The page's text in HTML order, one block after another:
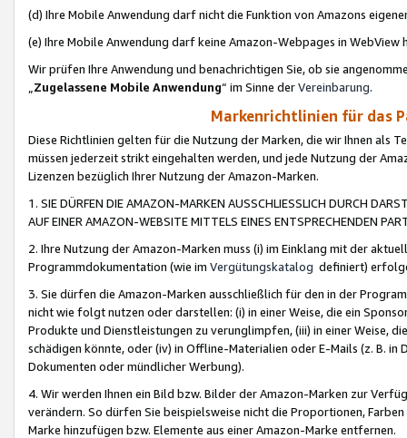
(d) Ihre Mobile Anwendung darf nicht die Funktion von Amazons
(e) Ihre Mobile Anwendung darf keine Amazon-Webpages in WebView
Wir prüfen Ihre Anwendung und benachrichtigen Sie, ob sie
„Zugelassene Mobile Anwendung“ im Sinne derVereinbarung.
Markenrichtlinien für das
Diese Richtlinien gelten für die Nutzung der Marken, die wir Ihnen als
müssen jederzeit strikt eingehalten werden, und jede Nutzung der
Lizenzen bezüglich Ihrer Nutzung der Amazon-Marken.
1. SIE DÜRFEN DIE AMAZON-MARKEN AUSSCHLIESSLICH DURCH
AUF EINER AMAZON-WEBSITE MITTELS EINES ENTSPRECHENDEN
2. Ihre Nutzung der Amazon-Marken muss (i) im Einklang mit der
Programmdokumentation (wie im Vergütungskatalog definiert)
3. Sie dürfen die Amazon-Marken ausschließlich für den in der
nicht wie folgt nutzen oder darstellen: (i) in einer Weise, die ein
Produkte und Dienstleistungen zu verunglimpfen, (iii) in einer Weise,
schädigen könnte, oder (iv) in Offline-Materialien oder E-Mails (z. B. in
Dokumenten oder mündlicher Werbung).
4. Wir werden Ihnen ein Bild bzw. Bilder der Amazon-Marken zur
verändern. So dürfen Sie beispielsweise nicht die Proportionen,
Marke hinzufügen bzw. Elemente aus einer Amazon-Marke entfernen.